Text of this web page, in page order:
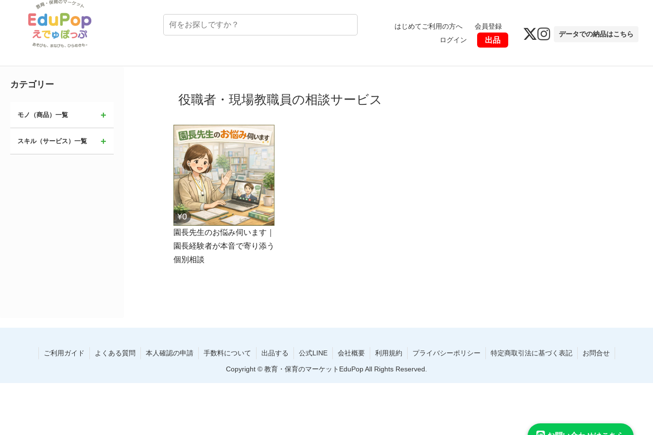
はじめてご利用の方へ
会員登録
ログイン
出品
データでの納品はこちら
役職者・現場教職員の相談サービス
¥0
園長先生のお悩み伺います｜
園長経験者が本音で寄り添う
個別相談
カテゴリー
モノ（商品）一覧
スキル（サービス）一覧
ご利用ガイド よくある質問 本人確認の申請 手数料について 出品する 公式LINE 会社概要 利用規約 プライバシーポリシー 特定商取引法に基づく表記 お問合せ
Copyright © 教育・保育のマーケットEduPop All Rights Reserved.